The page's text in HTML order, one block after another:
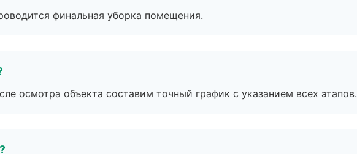
финальная уборка помещения.
осмотра объекта составим точный график с указанием всех этапов.